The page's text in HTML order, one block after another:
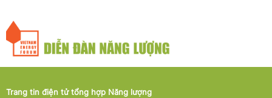
Trang tin điện tử tổng hợp Năng lượng